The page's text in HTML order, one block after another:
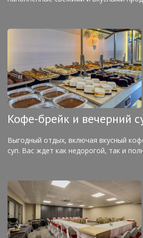
Кофе-брейк и вечерний
Выгодный отдых, включая вкусный
суп. Вас ждет как недорогой, так и